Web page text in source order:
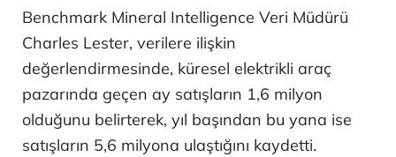
Benchmark Mineral Intelligence Veri Müdürü
Charles Lester, verilere ilişkin
değerlendirmesinde, küresel elektrikli araç
pazarında geçen ay satışların 1,6 milyon
olduğunu belirterek, yıl başından bu yana ise
satışların 5,6 milyona ulaştığını kaydetti.